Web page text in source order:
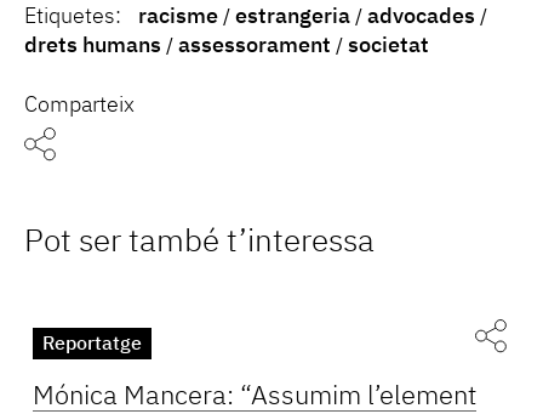
Etiquetes:
racisme estrangeria
advocades
drets humans
assessorament societat
Comparteix
Pot ser també t’interessa
Reportatge
Mónica Mancera: “Assumim l’element